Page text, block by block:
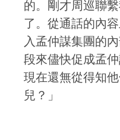
的。剛才周巡聯
了。從通話的內
入孟仲謀集團的
段來儘快促成孟
現在還無從得知
兒？」